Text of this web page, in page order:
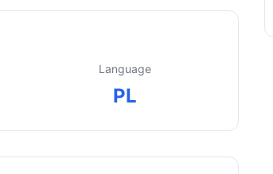
Language
PL